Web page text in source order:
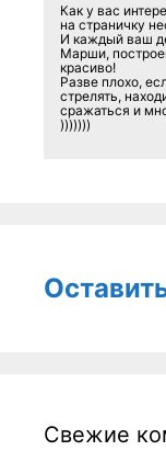
Как у вас
на страничку
И каждый ваш
Марши,
красиво!
Разве плохо,
стрелять,
сражаться и
)))))))
Свежие